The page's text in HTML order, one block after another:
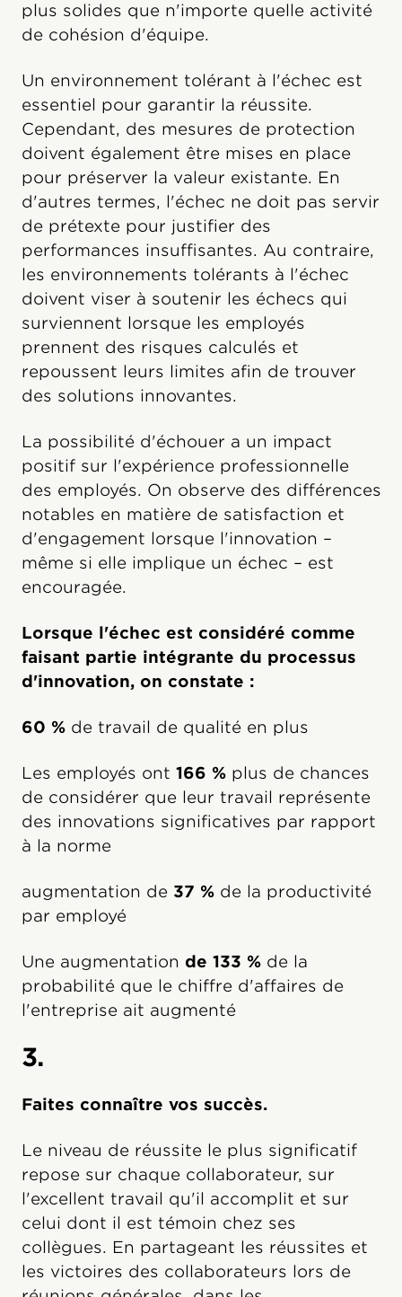
plus solides que n'importe quelle activité
de cohésion d'équipe.
Un environnement tolérant à l'échec est
essentiel pour garantir la réussite.
Cependant, des mesures de protection
doivent également être mises en place
pour préserver la valeur existante. En
d'autres termes, l'échec ne doit pas servir
de prétexte pour justifier des
performances insuffisantes. Au contraire,
les environnements tolérants à l'échec
doivent viser à soutenir les échecs qui
surviennent lorsque les employés
prennent des risques calculés et
repoussent leurs limites afin de trouver
des solutions innovantes.
La possibilité d'échouer a un impact
positif sur l'expérience professionnelle
des employés. On observe des différences
notables en matière de satisfaction et
d'engagement lorsque l'innovation –
même si elle implique un échec – est
encouragée.
Lorsque l'échec est considéré comme
faisant partie intégrante du processus
d'innovation, on constate :
60 % de travail de qualité en plus
Les employés ont 166 % plus de chances
de considérer que leur travail représente
des innovations significatives par rapport
à la norme
augmentation de 37 % de la productivité
par employé
Une augmentation de 133 % de la
probabilité que le chiffre d'affaires de
l'entreprise ait augmenté
3.
Faites connaître vos succès.
Le niveau de réussite le plus significatif
repose sur chaque collaborateur, sur
l'excellent travail qu'il accomplit et sur
celui dont il est témoin chez ses
collègues. En partageant les réussites et
les victoires des collaborateurs lors de